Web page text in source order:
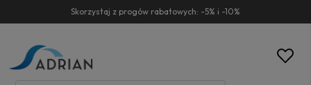
Skorzystaj z progów rabatowych: -5% i -10%